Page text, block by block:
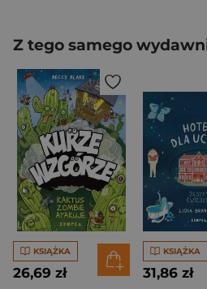
Z tego samego
KSIĄŻKA
26,69 zł
KSIĄŻKA
31,86 zł